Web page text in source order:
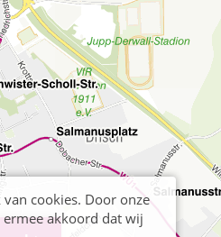
cookies. Door onze
akkoord dat wij